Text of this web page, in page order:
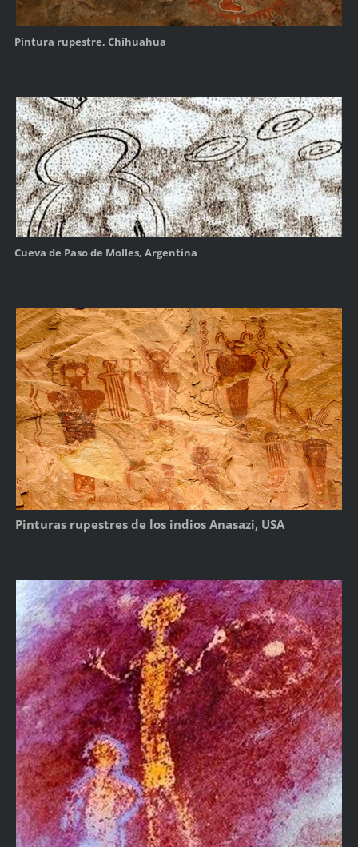
Pintura rupestre, Chihuahua
Cueva de Paso de Molles, Argentina
Pinturas rupestres de los indios Anasazi, USA